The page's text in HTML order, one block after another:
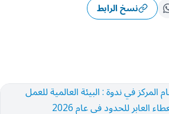
نسخ الرابط